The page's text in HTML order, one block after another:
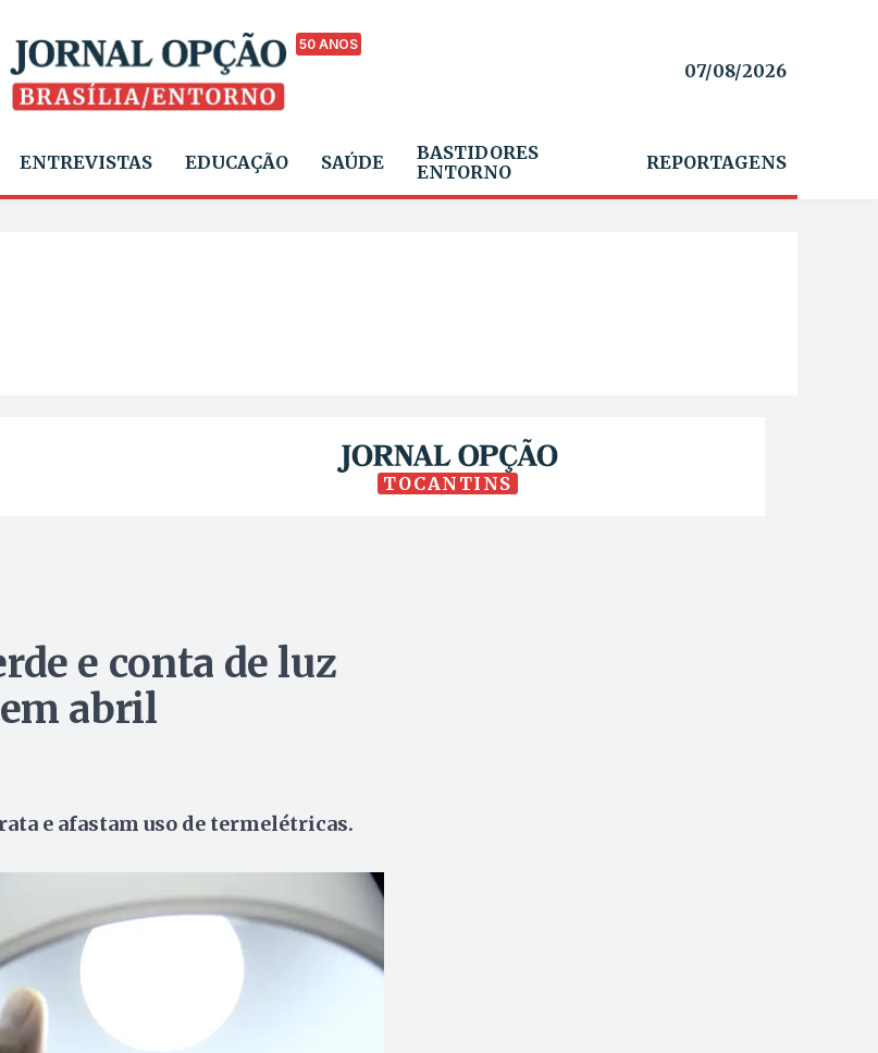
50 ANOS
07/08/2026
ENTREVISTAS EDUCAÇÃO SAÚDE
BASTIDORES
ENTORNO
REPORTAGENS
TOCANTINS
e conta de luz
abril
e afastam uso de termelétricas.